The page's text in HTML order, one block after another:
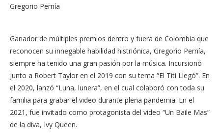
Gregorio Pernía
Ganador de múltiples premios dentro y fuera de Colombia que
reconocen su innegable habilidad histriónica, Gregorio Pernía,
siempre ha tenido una gran pasión por la música. Incursionó
junto a Robert Taylor en el 2019 con su tema “El Titi Llegó”. En
el 2020, lanzó “Luna, lunera”, en el cual colaboró con toda su
familia para grabar el video durante plena pandemia. En el
2021, fue invitado como protagonista del video “Un Baile Mas”
de la diva, Ivy Queen.